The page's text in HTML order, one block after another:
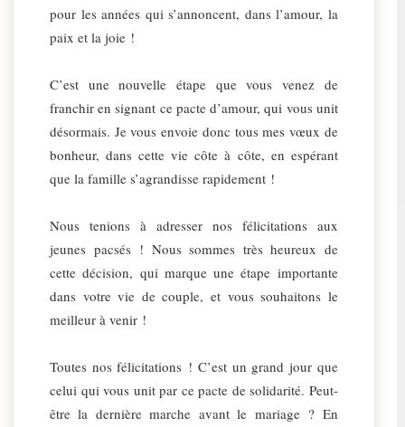
pour les années qui s’annoncent, dans l’amour, la
paix et la joie !
C’est une nouvelle étape que vous venez de
franchir en signant ce pacte d’amour, qui vous unit
désormais. Je vous envoie donc tous mes vœux de
bonheur, dans cette vie côte à côte, en espérant
que la famille s’agrandisse rapidement !
Nous tenions à adresser nos félicitations aux
jeunes pacsés ! Nous sommes très heureux de
cette décision, qui marque une étape importante
dans votre vie de couple, et vous souhaitons le
meilleur à venir !
Toutes nos félicitations ! C’est un grand jour que
celui qui vous unit par ce pacte de solidarité. Peut-
être la dernière marche avant le mariage ? En